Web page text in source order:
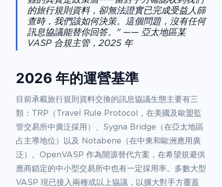
的旅行規則資料，卻無法證實已完成受益人篩
查時，我們該如何決策。這個問題，沒有任何
訊息協議能替你回答。" —— 亞太地區某
VASP 合規主管，2025 年
2026 年的運營基準
目前承載旅行規則資料交換的訊息協議生態主要有三
類：TRP（Travel Rule Protocol，在美國及歐盟監
管交易所中廣泛採用）、Sygna Bridge（在亞太地區
占主導地位）以及 Notabene（在中東和歐洲應用廣
泛）。OpenVASP 作為開源替代方案，在希望規避供
應商鎖定的中小型交易所中也有一定採用率。多數大型
VASP 現已接入兩種或以上協議，以擴大對手方覆蓋